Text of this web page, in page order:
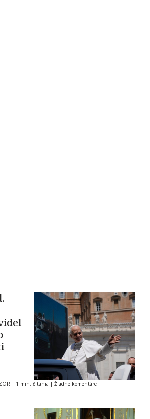
| 1 min. čítania | Žiadne komentáre